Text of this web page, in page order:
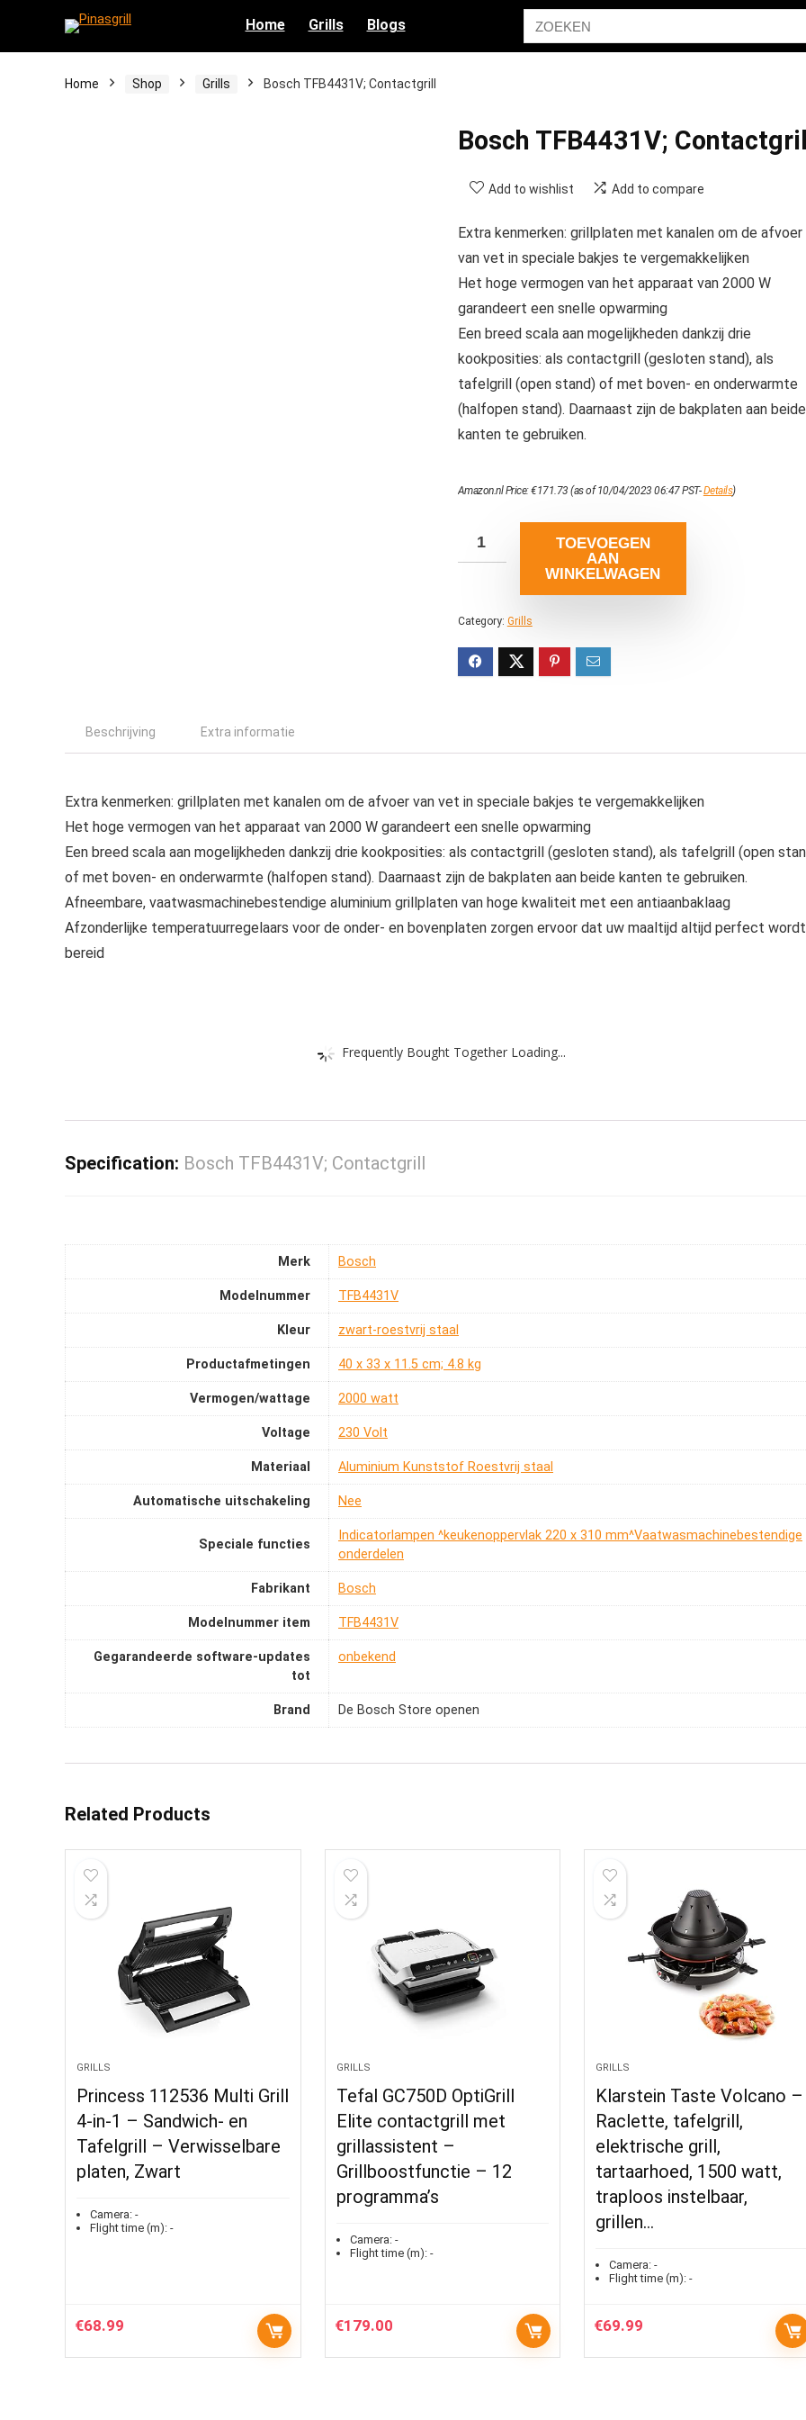
Home Grills Blogs
Home Shop Grills Bosch TFB4431V; Contactgrill
Bosch TFB4431V;
Add to wishlist Add to compare
Extra kenmerken: grillplaten met kanalen om de afvoer
van vet in speciale bakjes te vergemakkelijken
Het hoge vermogen van het apparaat van 2000 W
garandeert een snelle opwarming
Een breed scala aan mogelijkheden dankzij drie
kookposities: als contactgrill (gesloten stand), als
tafelgrill (open stand) of met boven- en onderwarmte
(halfopen stand). Daarnaast zijn de bakplaten aan beide
kanten te gebruiken.
Amazon.nl Price:€171.73 (as of 10/04/2023 06:47 PST-Details)
TOEVOEGEN
AAN
WINKELWAGEN
Category: Grills
Beschrijving Extra informatie
Extra kenmerken: grillplaten met kanalen om de afvoer van vet in speciale bakjes te vergemakkelijken
Het hoge vermogen van het apparaat van 2000 W garandeert een snelle opwarming
Een breed scala aan mogelijkheden dankzij drie kookposities: als contactgrill (gesloten stand), als tafelgrill (open
of met boven- en onderwarmte (halfopen stand). Daarnaast zijn de bakplaten aan beide kanten te gebruiken.
Afneembare, vaatwasmachinebestendige aluminium grillplaten van hoge kwaliteit met een antiaanbaklaag
Afzonderlijke temperatuurregelaars voor de onder- en bovenplaten zorgen ervoor dat uw maaltijd altijd perfect wordt
bereid
Frequently Bought Together Loading...
Specification: Bosch TFB4431V; Contactgrill
Merk ‎Bosch
Modelnummer ‎TFB4431V
Kleur ‎zwart-roestvrij staal
Productafmetingen ‎40 x 33 x 11.5 cm; 4.8 kg
Vermogen/wattage ‎2000 watt
Voltage ‎230 Volt
Materiaal ‎Aluminium Kunststof Roestvrij staal
Automatische uitschakeling ‎Nee
Speciale functies
‎Indicatorlampen ^keukenoppervlak 220 x 310 mm^Vaatwasmachinebestendige
onderdelen
Fabrikant ‎Bosch
Modelnummer item ‎TFB4431V
Gegarandeerde software-updates
tot
‎onbekend
Brand De Bosch Store openen
Related Products
GRILLS
Princess 112536 Multi Grill
4-in-1 – Sandwich- en
Tafelgrill – Verwisselbare
platen, Zwart
Camera: -
Flight time (m): -
€68.99
GRILLS
Tefal GC750D OptiGrill
Elite contactgrill met
grillassistent –
Grillboostfunctie – 12
programma’s
Camera:-
Flight time (m):-
€179.00
GRILLS
Klarstein Taste Volcano –
Raclette, tafelgrill,
elektrische grill,
tartaarhoed, 1500 watt,
traploos instelbaar,
grillen…
Camera: -
Flight time (m): -
€69.99